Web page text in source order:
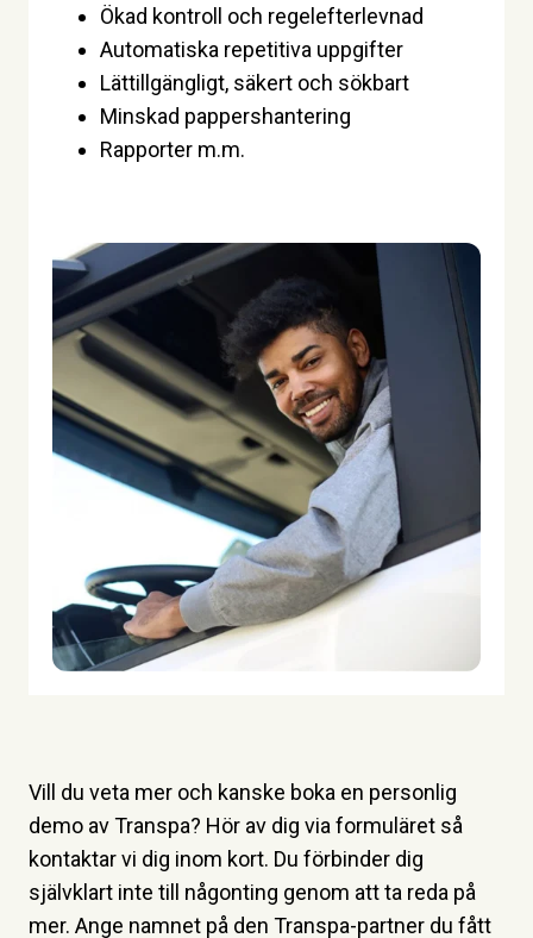
Ökad kontroll och regelefterlevnad
Automatiska repetitiva uppgifter
Lättillgängligt, säkert och sökbart
Minskad pappershantering
Rapporter m.m.
Vill du veta mer och kanske boka en personlig
demo av Transpa? Hör av dig via formuläret så
kontaktar vi dig inom kort. Du förbinder dig
självklart inte till någonting genom att ta reda på
mer. Ange namnet på den Transpa-partner du fått